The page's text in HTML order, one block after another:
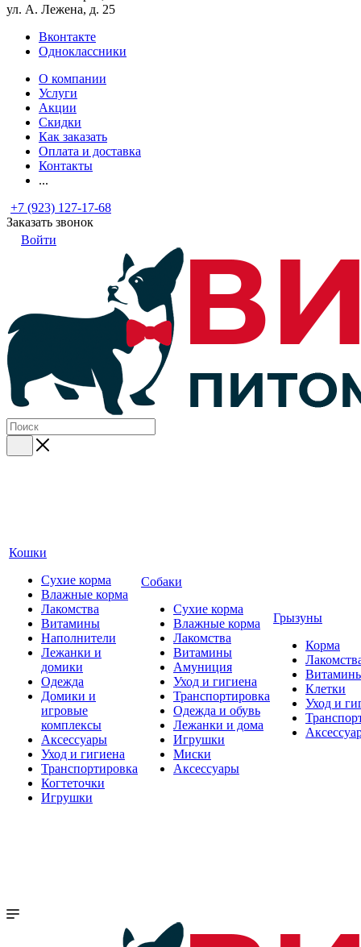
ул. А. Лежена, д. 25
Вконтакте
Одноклассники
О компании
Услуги
Акции
Скидки
Как заказать
Оплата и доставка
Контакты
...
+7 (923) 127-17-68
Заказать звонок
Войти
Кошки
Сухие корма
Влажные корма
Лакомства
Витамины
Наполнители
Лежанки и
домики
Одежда
Домики и
игровые
комплексы
Аксессуары
Уход и гигиена
Транспортировка
Когтеточки
Игрушки
Собаки
Сухие корма
Влажные корма
Лакомства
Витамины
Амуниция
Уход и гигиена
Транспортировка
Одежда и обувь
Лежанки и дома
Игрушки
Миски
Аксессуары
Грызуны
Корма
Клетки
Уход и